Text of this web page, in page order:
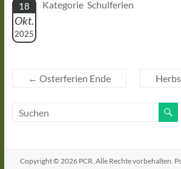
18
Okt.
2025
Kategorie Schulferien
← Osterferien Ende
Copyright © 2026 PCR. Alle Rechte vorbehalten.